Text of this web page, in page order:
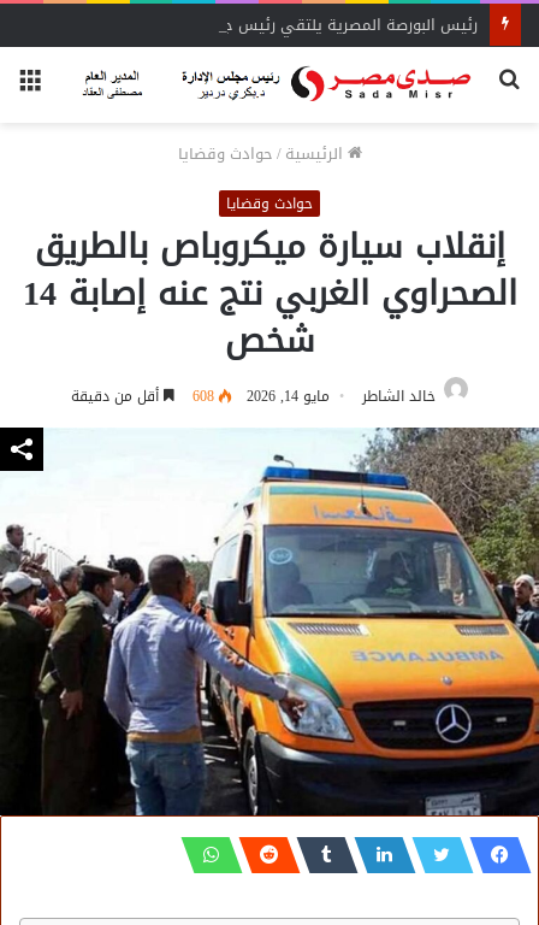
رئيس البورصة المصرية يلتقي رئيس جهاز التمثيل التجاري
بحث
الرئيسية/حوادث وقضايا
حوادث وقضايا
إنقلاب سيارة ميكروباص بالطريق
الصحراوي الغربي نتج عنه إصابة 14
شخص
خالد الشاطر مايو 14, 2026 608 أقل من دقيقة